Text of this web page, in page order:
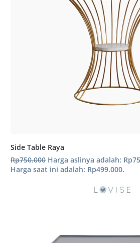
Side Table Raya
Rp750.000 Harga aslinya adalah:
Harga saat ini adalah: Rp499.000.